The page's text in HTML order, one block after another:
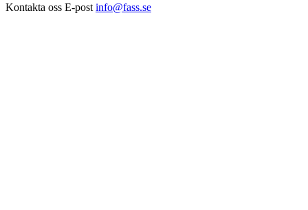
Kontakta oss E-post info@fass.se